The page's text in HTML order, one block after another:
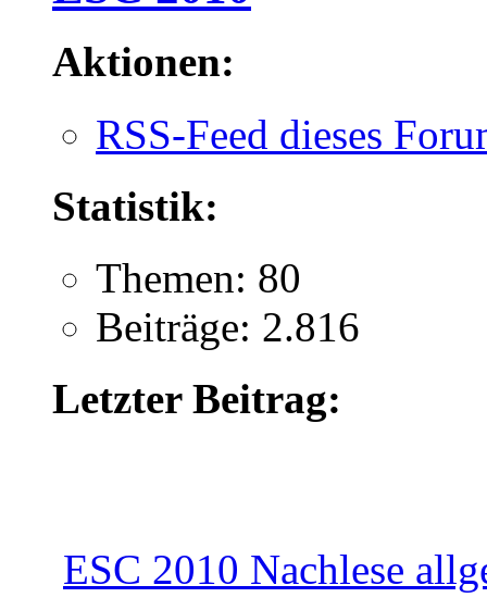
Aktionen:
RSS-Feed dieses
Statistik:
Themen: 80
Beiträge: 2.816
Letzter Beitrag:
ESC 2010 Nachlese